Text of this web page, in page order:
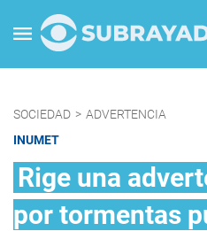
SOCIEDAD > ADVERTENCIA
INUMET
Rige una
por tormentas